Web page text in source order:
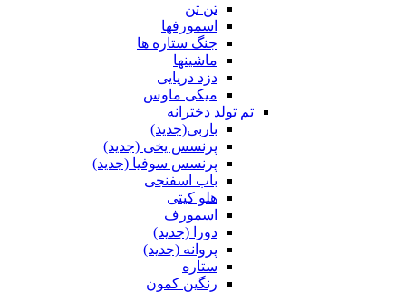
تن تن
اسمورفها
جنگ ستاره ها
ماشینها
دزد دریایی
میکی ماوس
تم تولد دخترانه
باربی(جدید)
پرنسس یخی (جدید)
پرنسس سوفیا (جدید)
باب اسفنجی
هلو کیتی
اسمورف
دورا (جدید)
پروانه (جدید)
ستاره
رنگین کمون